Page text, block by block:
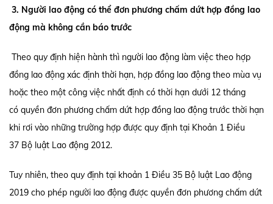
3. Người lao động có thể đơn phương chấm dứt hợp đồng lao
động mà không cần báo trước
Theo quy định hiện hành thì người lao động làm việc theo hợp
đồng lao động xác định thời hạn, hợp đồng lao động theo mùa vụ
hoặc theo một công việc nhất định có thời hạn dưới 12 tháng
có quyền đơn phương chấm dứt hợp đồng lao động trước thời hạn
khi rơi vào những trường hợp được quy định tại Khoản 1 Điều
37 Bộ luật Lao động 2012.
Tuy nhiên, theo quy định tại khoản 1 Điều 35 Bộ luật Lao động
2019 cho phép người lao động được quyền đơn phương chấm dứt